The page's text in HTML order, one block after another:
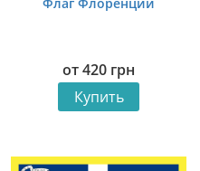
Флаг Флоренции
от420 грн
Купить